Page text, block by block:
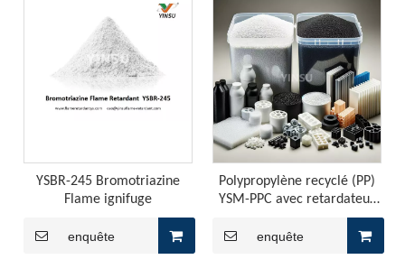
Le PP ignifuge sans flamme sans halogène, en tant que
YSBR-245 Bromotriazine
Flame ignifuge
enquête
Polypropylène recyclé (PP)
YSM-PPC avec retardateur
enquête